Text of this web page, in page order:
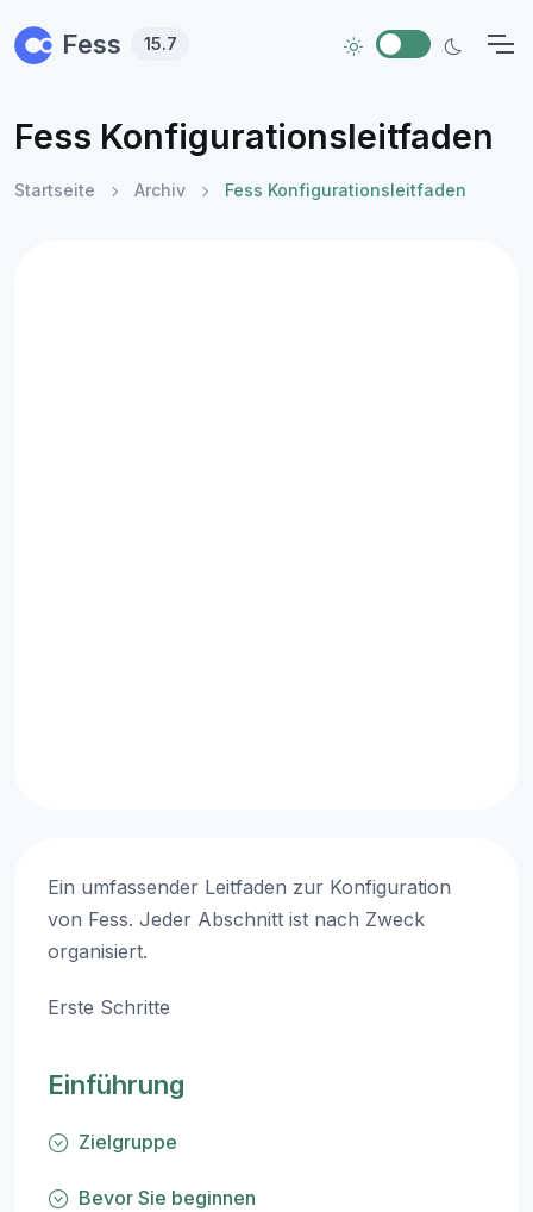
Fess 15.7
Fess Konfigurationsleitfaden
Startseite Archiv Fess Konfigurationsleitfaden
Ein umfassender Leitfaden zur Konfiguration
von Fess. Jeder Abschnitt ist nach Zweck
organisiert.
Erste Schritte
Einführung
Zielgruppe
Bevor Sie beginnen